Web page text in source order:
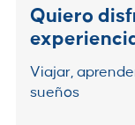
Quiero
Viajar,
sueños